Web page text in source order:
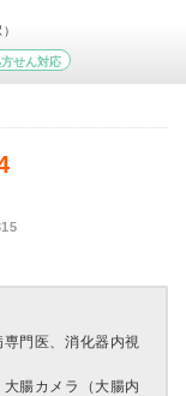
せん対応
門医、消化器内視
腸カメラ（大腸内